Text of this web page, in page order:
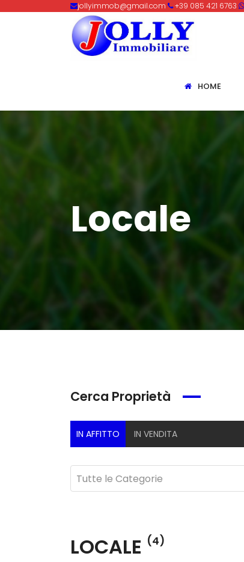
jollyimmob@gmail.com +39 085 421 6763
HOME
Locale
Cerca Proprietà
IN AFFITTO IN VENDITA
LOCALE (4)